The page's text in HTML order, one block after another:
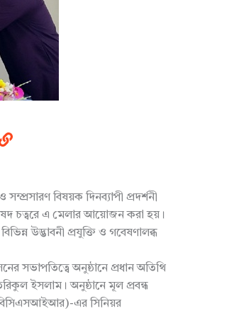
বিষয়ক দিনব্যাপী প্রদর্শনী
চত্বরে এ মেলার আয়োজন করা হয়।
উদ্ভাবনী প্রযুক্তি ও গবেষণালব্ধ
সভাপতিত্বে অনুষ্ঠানে প্রধান অতিথি
ইসলাম। অনুষ্ঠানে মূল প্রবন্ধ
(বিসিএসআইআর)-এর সিনিয়র